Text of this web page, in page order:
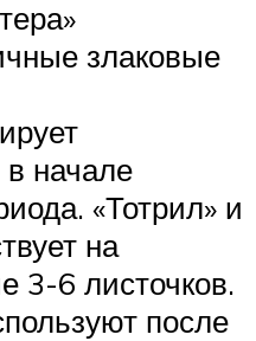
злаковые
начале
«Тотрил» и
на
3-6 листочков.
после